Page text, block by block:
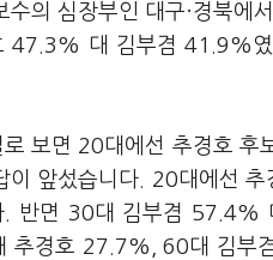
수의 심장부인 대구·경북에
47.3% 대 김부겸 41.9%였
로 보면 20대에선 추경호 후
이 앞섰습니다. 20대에선
. 반면 30대 김부겸
추경호 27.7%, 60대 김부